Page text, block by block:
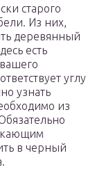
старого
Из них,
деревянный
есть
углу
узнать
из
в черный